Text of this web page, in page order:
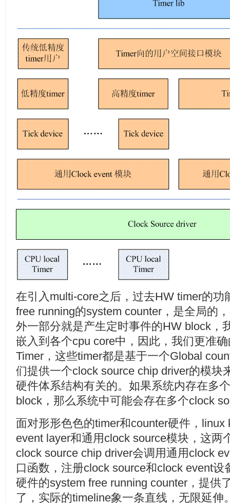
在引入multi-core之后，过去HW timer的
free running的system counter，是全局的
外一部分就是产生定时事件的HW block，
嵌入到各个cpu core中，因此，我们更准
Timer，这些timer都是基于一个Global
们提供一个clock source chip driver的模块
硬件体系结构有关的。如果系统内存在多
block，那么系统中可能会存在多个clock
面对形形色色的timer和counter硬件，
event layer和通用clock source模块，这两
clock source chip driver会调用通用clock
口函数，注册clock source和clock event
硬件的system free running counter，提供
了，实际的timeline象一条直线，无限延伸